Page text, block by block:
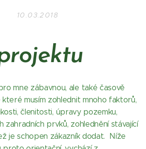
10.03.2018
mne zábavnou, ale také časově
musím zohlednit mnoho faktorů,
členitosti, úpravy pozemku,
zahradních prvků, zohlednění stávající
je schopen zákazník dodat. Níže